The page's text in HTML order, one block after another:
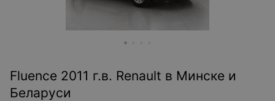
Fluence 2011 г.в. Renault в Минске и
Беларуси